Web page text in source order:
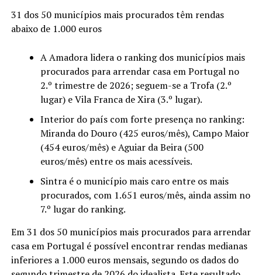
31 dos 50 municípios mais procurados têm rendas
abaixo de 1.000 euros
A Amadora lidera o ranking dos municípios mais
procurados para arrendar casa em Portugal no
2.º trimestre de 2026; seguem-se a Trofa (2.º
lugar) e Vila Franca de Xira (3.º lugar).
Interior do país com forte presença no ranking:
Miranda do Douro (425 euros/mês), Campo Maior
(454 euros/mês) e Aguiar da Beira (500
euros/mês) entre os mais acessíveis.
Sintra é o município mais caro entre os mais
procurados, com 1.651 euros/mês, ainda assim no
7.º lugar do ranking.
Em 31 dos 50 municípios mais procurados para arrendar
casa em Portugal é possível encontrar rendas medianas
inferiores a 1.000 euros mensais, segundo os dados do